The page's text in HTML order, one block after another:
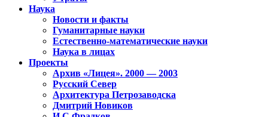
Наука
Новости и факты
Гуманитарные науки
Естественно-математические науки
Наука в лицах
Проекты
Архив «Лицея». 2000 — 2003
Русский Север
Архитектура Петрозаводска
Дмитрий Новиков